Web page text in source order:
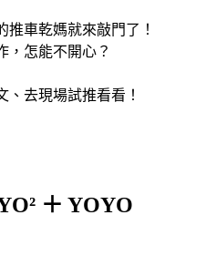
車乾媽就來敲門了！
，怎能不開心？
、去現場試推看看！
＋ YOYO